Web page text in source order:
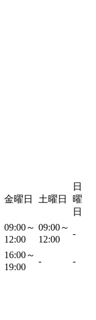
金曜日 土曜日
日
曜
日
09:00～
12:00
09:00～
12:00
-
16:00～
19:00
- -